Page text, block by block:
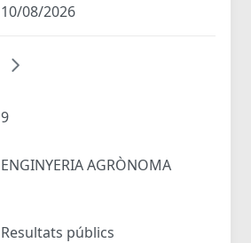
10/08/2026
9
ENGINYERIA AGRÒNOMA
Resultats públics